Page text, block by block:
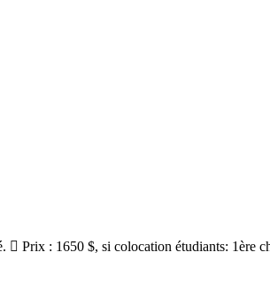
Prix : 1650 $, si colocation étudiants: 1ère